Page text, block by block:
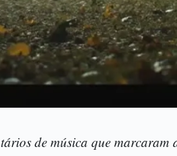
de música que marcaram